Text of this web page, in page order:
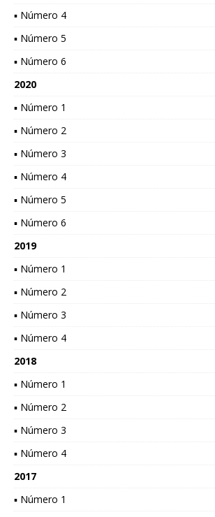
▪ Número 4
▪ Número 5
▪ Número 6
2020
▪ Número 1
▪ Número 2
▪ Número 3
▪ Número 4
▪ Número 5
▪ Número 6
2019
▪ Número 1
▪ Número 2
▪ Número 3
▪ Número 4
2018
▪ Número 1
▪ Número 2
▪ Número 3
▪ Número 4
2017
▪ Número 1